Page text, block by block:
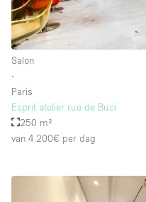
Salon
∙
Paris
Esprit atelier rue de Buci
250 m²
van 4.200€ per dag